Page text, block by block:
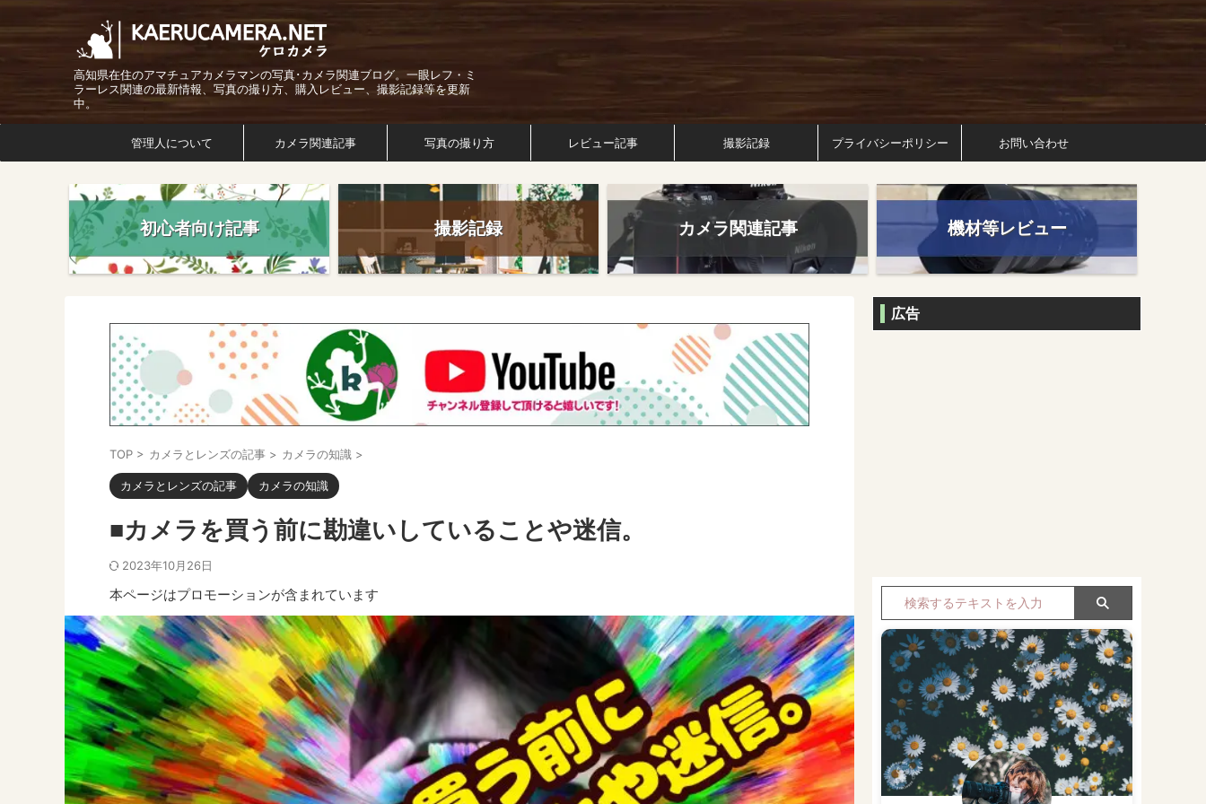
高知県在住のアマチュアカメラマンの写真･カメラ関連ブログ。一眼レフ・ミ
ラーレス関連の最新情報、写真の撮り方、購入レビュー、撮影記録等を更新
中。
管理人について カメラ関連記事 写真の撮り方 レビュー記事 撮影記録 プライバシーポリシー お問い合わせ
初心者向け記事 撮影記録 カメラ関連記事 機材等レビュー
TOP > カメラとレンズの記事 > カメラの知識 >
カメラとレンズの記事 カメラの知識
■カメラを買う前に勘違いしていることや迷信。
2023年10月26日
本ページはプロモーションが含まれています
広告